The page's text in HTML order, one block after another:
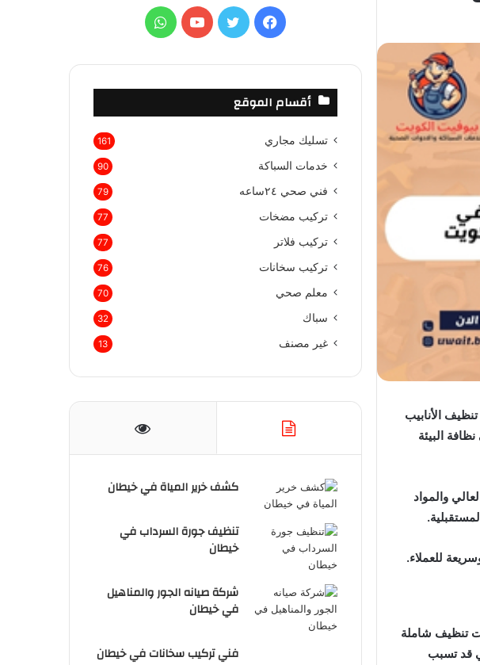
الأنابيب
البيئة
والمواد
للعملاء.
تنظيف شاملة
قد تسبب
ع
ن
ف
س
ب
ي
ت
ت
ي
و
ت
س
أقسام الموقع
تسليك مجاري 161
خدمات السباكة 90
فني صحي ٢٤ساعه 79
تركيب مضخات 77
تركيب فلاتر 77
تركيب سخانات 76
معلم صحي 70
سباك 32
غير مصنف 13
كشف خرير المياة في خيطان
تنظيف جورة السرداب في
خيطان
شركة صيانه الجور والمناهيل
في خيطان
فني تركيب سخانات في خيطان